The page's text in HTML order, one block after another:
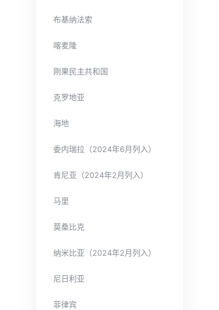
布基纳法索
喀麦隆
刚果民主共和国
克罗地亚
海地
委内瑞拉（2024年6月列入）
肯尼亚（2024年2月列入）
马里
莫桑比克
纳米比亚（2024年2月列入）
尼日利亚
菲律宾